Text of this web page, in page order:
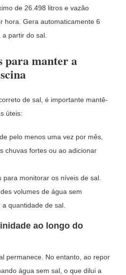
de 26.498 litros e vazão
hora. Gera automaticamente 6
partir do sal.
para manter a
de sal, é importante mantê-
úteis:
pelo menos uma vez por mês,
chuvas fortes ou ao adicionar
para monitorar os níveis de sal.
volumes de água sem
quantidade de sal.
ao longo do
permanece. No entanto, ao repor
água sem sal, o que dilui a